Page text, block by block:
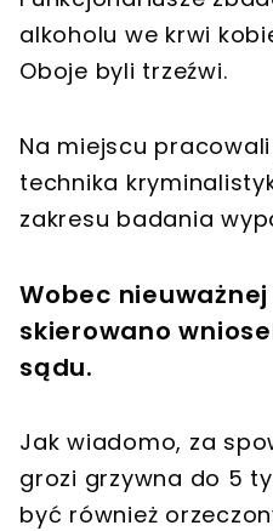
alkoholu we krwi
Oboje byli trzeźwi.
Na miejscu
technika
zakresu badania
Wobec
skierowano
sądu.
Jak wiadomo, za
grozi grzywna do 5
być również